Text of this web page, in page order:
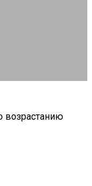
возрастанию